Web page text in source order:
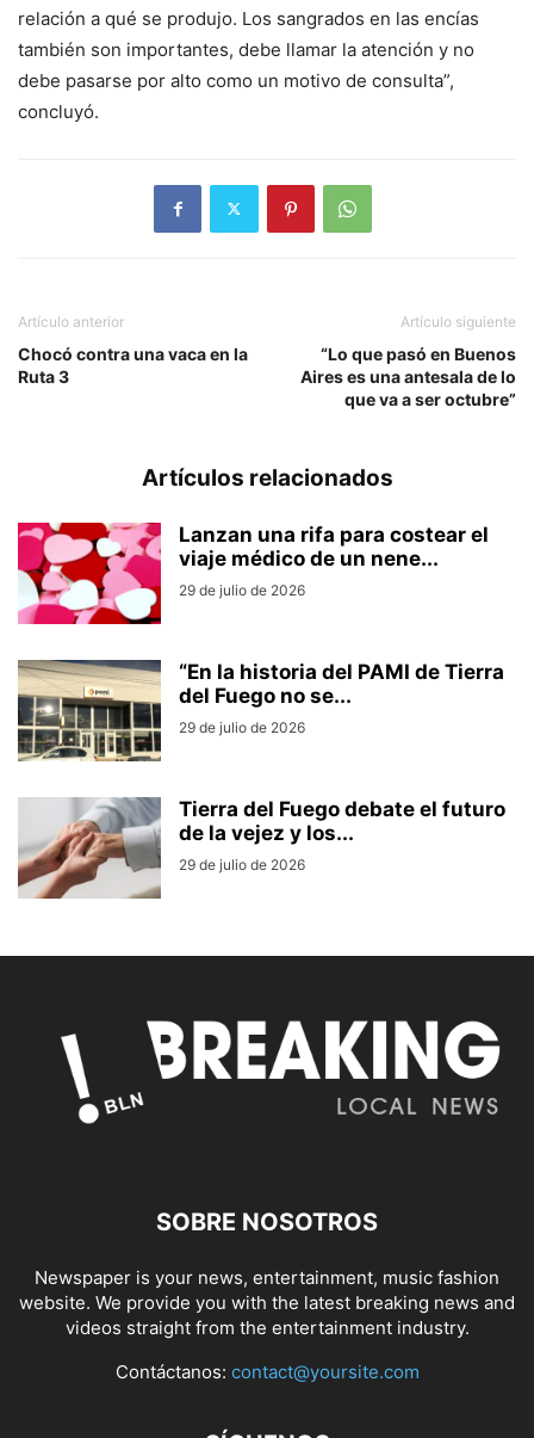
relación a qué se produjo. Los sangrados en las encías
también son importantes, debe llamar la atención y no
debe pasarse por alto como un motivo de consulta”,
concluyó.
Artículo anterior
Chocó contra una vaca en la
Ruta 3
Artículo siguiente
“Lo que pasó en Buenos
Aires es una antesala de lo
que va a ser octubre”
Artículos relacionados
Lanzan una rifa para costear el
viaje médico de un nene...
29 de julio de 2026
“En la historia del PAMI de Tierra
del Fuego no se...
29 de julio de 2026
Tierra del Fuego debate el futuro
de la vejez y los...
29 de julio de 2026
SOBRE NOSOTROS
Newspaper is your news, entertainment, music fashion
website. We provide you with the latest breaking news and
videos straight from the entertainment industry.
Contáctanos: contact@yoursite.com